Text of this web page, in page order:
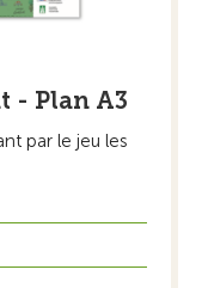
- Plan A3
par le jeu les